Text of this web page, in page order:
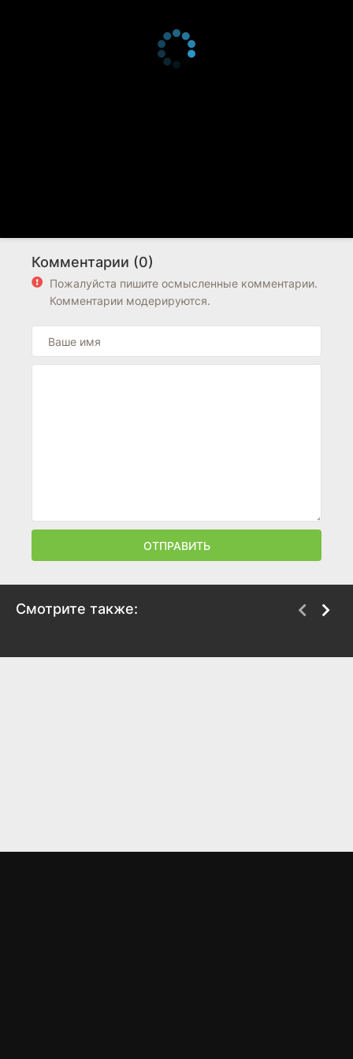
Комментарии (0)
Пожалуйста пишите осмысленные комментарии.
Комментарии модерируются.
ОТПРАВИТЬ
Смотрите также: